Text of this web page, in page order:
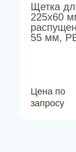
Щетка
225х60
55 мм,
Цена по
запросу